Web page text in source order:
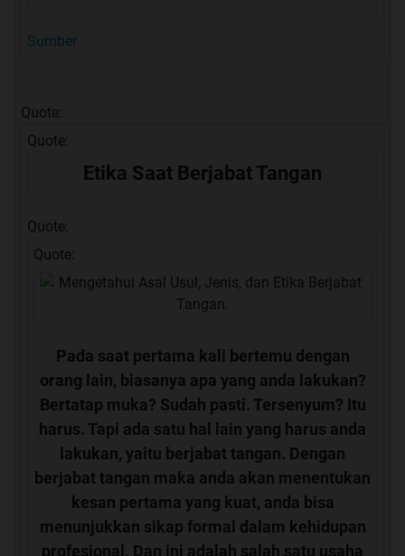
Sumber
Quote:
Quote:
Etika Saat Berjabat Tangan
Quote:
Quote:
Pada saat pertama kali bertemu dengan
orang lain, biasanya apa yang anda lakukan?
Bertatap muka? Sudah pasti. Tersenyum? Itu
harus. Tapi ada satu hal lain yang harus anda
lakukan, yaitu berjabat tangan. Dengan
berjabat tangan maka anda akan menentukan
kesan pertama yang kuat, anda bisa
menunjukkan sikap formal dalam kehidupan
profesional. Dan ini adalah salah satu usaha